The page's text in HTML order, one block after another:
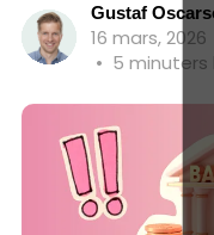
Gustaf
16 mars, 2026
• 5 minuters